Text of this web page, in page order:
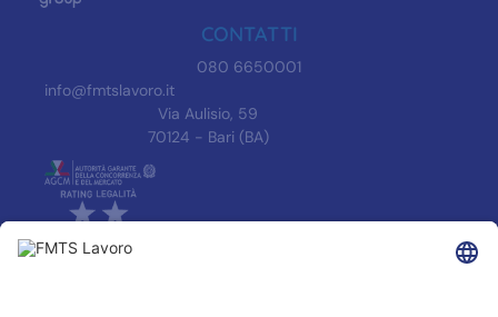
CONTATTI
080 6650001
info@fmtslavoro.it
Via Aulisio, 59
70124 - Bari (BA)